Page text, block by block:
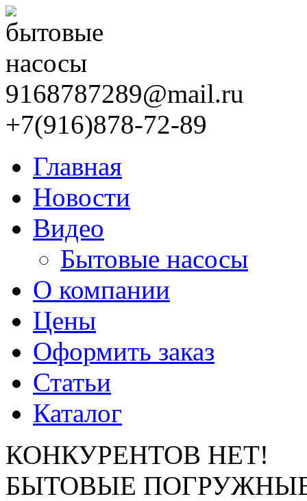
9168787289@mail.ru
+7(916)878-72-89
Главная
Новости
Видео
Бытовые насосы
О компании
Цены
Оформить заказ
Статьи
Каталог
КОНКУРЕНТОВ НЕТ!
БЫТОВЫЕ